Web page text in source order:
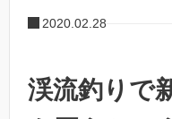
2020.02.28
渓流釣りで